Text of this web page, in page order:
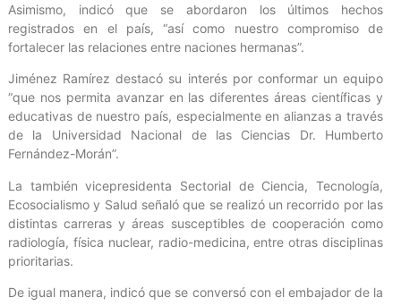
Asimismo, indicó que se abordaron los últimos hechos
registrados en el país, “así como nuestro compromiso de
fortalecer las relaciones entre naciones hermanas”.
Jiménez Ramírez destacó su interés por conformar un equipo
“que nos permita avanzar en las diferentes áreas científicas y
educativas de nuestro país, especialmente en alianzas a través
de la Universidad Nacional de las Ciencias Dr. Humberto
Fernández-Morán”.
La también vicepresidenta Sectorial de Ciencia, Tecnología,
Ecosocialismo y Salud señaló que se realizó un recorrido por las
distintas carreras y áreas susceptibles de cooperación como
radiología, física nuclear, radio-medicina, entre otras disciplinas
prioritarias.
De igual manera, indicó que se conversó con el embajador de la